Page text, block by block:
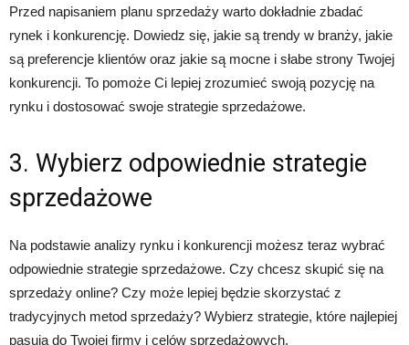
Przed napisaniem planu sprzedaży warto dokładnie zbadać
rynek i konkurencję. Dowiedz się, jakie są trendy w branży, jakie
są preferencje klientów oraz jakie są mocne i słabe strony Twojej
konkurencji. To pomoże Ci lepiej zrozumieć swoją pozycję na
rynku i dostosować swoje strategie sprzedażowe.
3. Wybierz odpowiednie strategie
sprzedażowe
Na podstawie analizy rynku i konkurencji możesz teraz wybrać
odpowiednie strategie sprzedażowe. Czy chcesz skupić się na
sprzedaży online? Czy może lepiej będzie skorzystać z
tradycyjnych metod sprzedaży? Wybierz strategie, które najlepiej
pasują do Twojej firmy i celów sprzedażowych.